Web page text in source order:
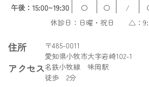
午後：15:00~19:30
〇 〇 /
休診日：日曜・祝日 △：
住所
〒485-0011
愛知県小牧市大字岩崎102-1
アクセス名鉄小牧線 味岡駅
徒歩 2分